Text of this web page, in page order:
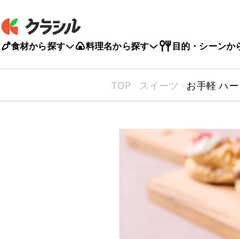
食材から探す 料理名から探す 目的・シーンか
TOP スイーツ お手軽 ハ